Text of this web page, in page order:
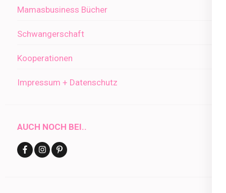
Mamasbusiness Bücher
Schwangerschaft
Kooperationen
Impressum + Datenschutz
AUCH NOCH BEI..